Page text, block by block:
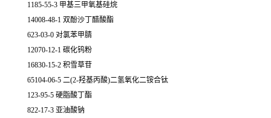
1185-55-3 甲基三甲氧基硅烷
14008-48-1 双酚沙丁醋酸酯
623-03-0 对氯苯甲腈
12070-12-1 碳化钨粉
16830-15-2 积雪草苷
65104-06-5 二(2-羟基丙酸)二氢氧化二铵合钛
123-95-5 硬脂酸丁酯
822-17-3 亚油酸钠